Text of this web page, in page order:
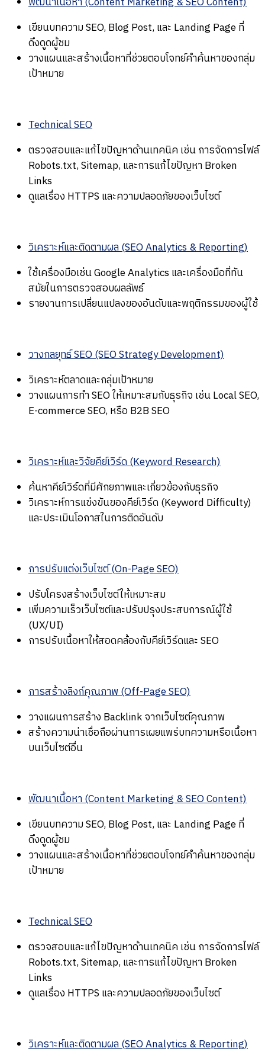
เขียนบทความ SEO, Blog Post, และ Landing Page ที่
ดึงดูดผู้ชม
วางแผนและสร้างเนื้อหาที่ช่วยตอบโจทย์คำค้นหาของกลุ่ม
เป้าหมาย
Technical SEO
ตรวจสอบและแก้ไขปัญหาด้านเทคนิค เช่น การจัดการไฟล์
Robots.txt, Sitemap, และการแก้ไขปัญหา Broken
Links
ดูแลเรื่อง HTTPS และความปลอดภัยของเว็บไซต์
วิเคราะห์และติดตามผล (SEO Analytics & Reporting)
ใช้เครื่องมือเช่น Google Analytics และเครื่องมือที่ทัน
สมัยในการตรวจสอบผลลัพธ์
รายงานการเปลี่ยนแปลงของอันดับและพฤติกรรมของผู้ใช้
วางกลยุทธ์ SEO (SEO Strategy Development)
วิเคราะห์ตลาดและกลุ่มเป้าหมาย
วางแผนการทำ SEO ให้เหมาะสมกับธุรกิจ เช่น Local SEO,
E-commerce SEO, หรือ B2B SEO
วิเคราะห์และวิจัยคีย์เวิร์ด (Keyword Research)
ค้นหาคีย์เวิร์ดที่มีศักยภาพและเกี่ยวข้องกับธุรกิจ
วิเคราะห์การแข่งขันของคีย์เวิร์ด (Keyword Difficulty)
และประเมินโอกาสในการติดอันดับ
การปรับแต่งเว็บไซต์ (On-Page SEO)
ปรับโครงสร้างเว็บไซต์ให้เหมาะสม
เพิ่มความเร็วเว็บไซต์และปรับปรุงประสบการณ์ผู้ใช้
(UX/UI)
การปรับเนื้อหาให้สอดคล้องกับคีย์เวิร์ดและ SEO
การสร้างลิงก์คุณภาพ (Off-Page SEO)
วางแผนการสร้าง Backlink จากเว็บไซต์คุณภาพ
สร้างความน่าเชื่อถือผ่านการเผยแพร่บทความหรือเนื้อหา
บนเว็บไซต์อื่น
พัฒนาเนื้อหา (Content Marketing & SEO Content)
เขียนบทความ SEO, Blog Post, และ Landing Page ที่
ดึงดูดผู้ชม
วางแผนและสร้างเนื้อหาที่ช่วยตอบโจทย์คำค้นหาของกลุ่ม
เป้าหมาย
Technical SEO
ตรวจสอบและแก้ไขปัญหาด้านเทคนิค เช่น การจัดการไฟล์
Robots.txt, Sitemap, และการแก้ไขปัญหา Broken
Links
ดูแลเรื่อง HTTPS และความปลอดภัยของเว็บไซต์
วิเคราะห์และติดตามผล (SEO Analytics & Reporting)